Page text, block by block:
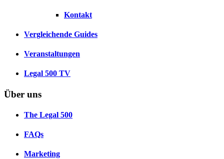
Kontakt
Vergleichende Guides
Veranstaltungen
Legal 500 TV
Über uns
The Legal 500
FAQs
Marketing